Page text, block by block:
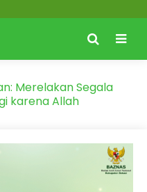
Merelakan Segala
karena Allah